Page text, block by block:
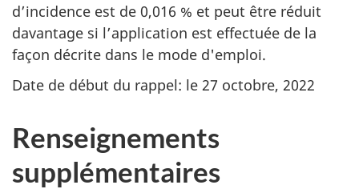
d’incidence est de 0,016 % et peut être réduit
davantage si l’application est effectuée de la
façon décrite dans le mode d'emploi.
Date de début du rappel: le 27 octobre, 2022
Renseignements
supplémentaires